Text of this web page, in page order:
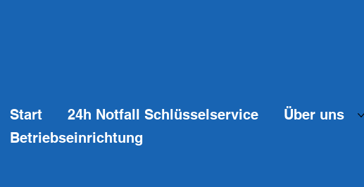
Start 24h Notfall Schlüsselservice Über uns
Betriebseinrichtung